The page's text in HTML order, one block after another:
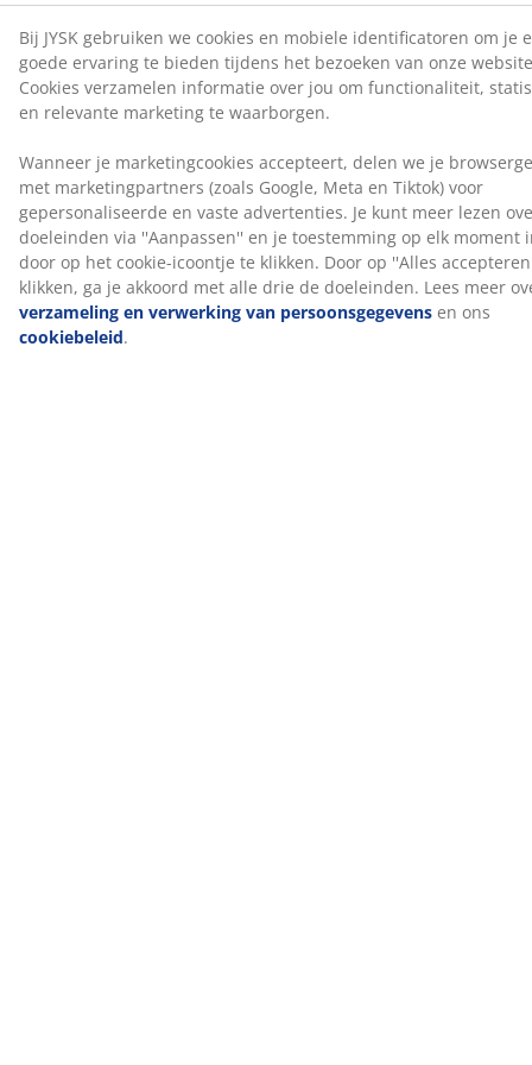
Wassen
Het dekbed kan in de machine gewassen worden op
60°C om het fris en schoon te houden. Wassen op 60°C
stof. Gebruik een geschikt, enzymvrij wasmiddel voor
een natuurlijke vulling.
OEKO-TEX® STANDARD 100
Dit product is OEKO-TEX® STANDARD 100
gecertificeerd. Dit betekent dat elk onderdeel is getest
door onafhankelijke OEKO-TEX® instituten en voldoet
aan strenge limieten voor schadelijke stoffen.